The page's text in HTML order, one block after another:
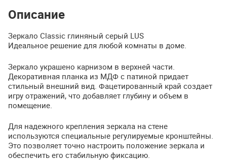
Описание
Зеркало Classic глиняный серый LUS
Идеальное решение для любой комнаты в доме.
Зеркало украшено карнизом в верхней части.
Декоративная планка из МДФ с патиной придает
стильный внешний вид. Фацетированный край создает
игру отражений, что добавляет глубину и объем в
помещение.
Для надежного крепления зеркала на стене
используются специальные регулируемые кронштейны.
Это позволяет точно настроить положение зеркала и
обеспечить его стабильную фиксацию.